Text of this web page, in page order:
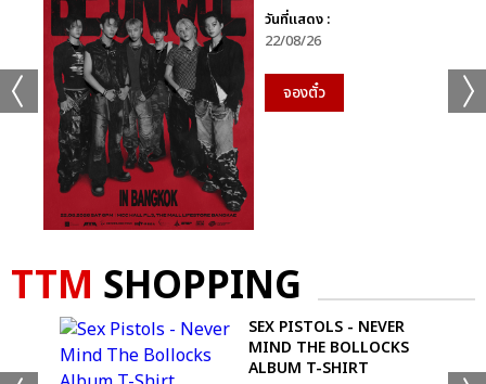
วันที่แสดง :
22/08/26
จองตั๋ว
TTM SHOPPING
SEX PISTOLS - NEVER
MIND THE BOLLOCKS
ALBUM T-SHIRT